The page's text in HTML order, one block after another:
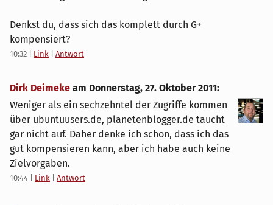
Denkst du, dass sich das komplett durch G+
kompensiert?
10:32 Link Antwort
Dirk Deimeke am Donnerstag, 27. Oktober 2011:
Weniger als ein sechzehntel der Zugriffe kommen
über ubuntuusers.de, planetenblogger.de taucht
gar nicht auf. Daher denke ich schon, dass ich das
gut kompensieren kann, aber ich habe auch keine
Zielvorgaben.
10:44 Link Antwort